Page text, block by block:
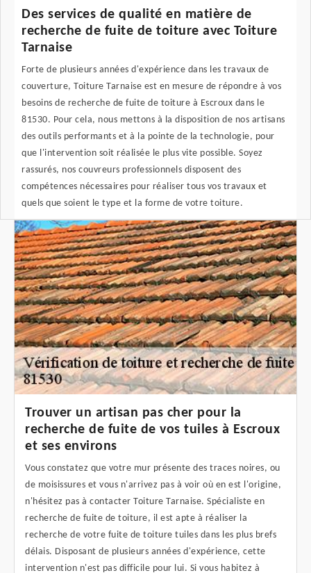
Des services de qualité en matière de
recherche de fuite de toiture avec Toiture
Tarnaise
Forte de plusieurs années d'expérience dans les travaux de
couverture, Toiture Tarnaise est en mesure de répondre à vos
besoins de recherche de fuite de toiture à Escroux dans le
81530. Pour cela, nous mettons à la disposition de nos artisans
des outils performants et à la pointe de la technologie, pour
que l'intervention soit réalisée le plus vite possible. Soyez
rassurés, nos couvreurs professionnels disposent des
compétences nécessaires pour réaliser tous vos travaux et
quels que soient le type et la forme de votre toiture.
Trouver un artisan pas cher pour la
recherche de fuite de vos tuiles à Escroux
et ses environs
Vous constatez que votre mur présente des traces noires, ou
de moisissures et vous n'arrivez pas à voir où en est l'origine,
n'hésitez pas à contacter Toiture Tarnaise. Spécialiste en
recherche de fuite de toiture, il est apte à réaliser la
recherche de votre fuite de toiture tuiles dans les plus brefs
délais. Disposant de plusieurs années d'expérience, cette
intervention n'est pas difficile pour lui. Si vous habitez à